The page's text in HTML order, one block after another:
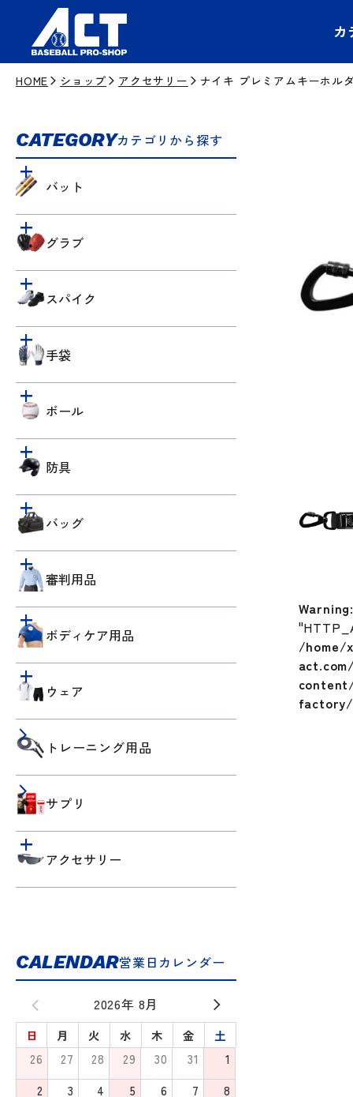
カ
HOME ショップ アクセサリー ナイキ プレミアムキーホル
CATEGORYカテゴリから探す
バット
グラブ
スパイク
手袋
ボール
防具
バッグ
審判用品
ボディケア用品
ウェア
トレーニング用品
サプリ
アクセサリー
CALENDAR営業日カレンダー
2026年 8月
日 月 火 水 木 金
土
26
27 28 29 30 31
1
2
3 4 5 6 7
8
Warning
/home/